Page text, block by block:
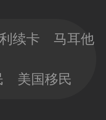
看，以免因政
本和时间成
发10年有效
期；目前换新
民监的要求，
可以放心更新
续卡 马耳他
美国移民